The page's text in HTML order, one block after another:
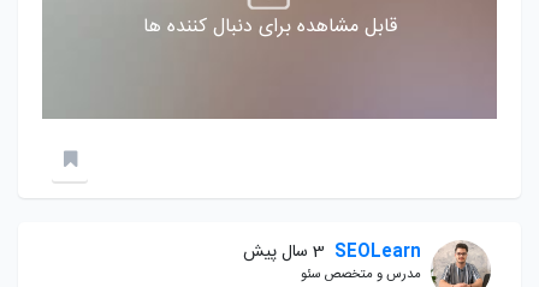
قابل مشاهده برای دنبال کننده ها
SEOLearn 3 سال پیش
مدرس و متخصص سئو